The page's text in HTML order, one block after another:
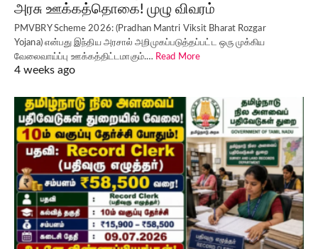
அரசு ஊக்கத்தொகை! முழு விவரம்
PMVBRY Scheme 2026: (Pradhan Mantri Viksit Bharat Rozgar
Yojana) என்பது இந்திய அரசால் அறிமுகப்படுத்தப்பட்ட ஒரு முக்கிய
வேலைவாய்ப்பு ஊக்கத்திட்டமாகும்.… Read More
4 weeks ago